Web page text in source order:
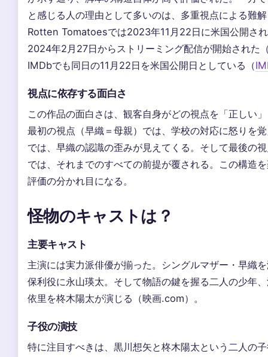
と感じる人の理由として多いのは、多重視点による難
Rotten Tomatoesでは2023年11月22日に米国公開さ
2024年2月27日からストリーミング配信が開始された
IMDbでも同日の11月22日を米国公開日としている（
視点に依存する面白さ
この作品の面白さは、観客自身がどの視点を「正しい
最初の視点（早織＝母親）では、学校の対応に怒りを
では、早織の認識の歪みが見えてくる。そして最後の
では、それまでのすべての前提が覆される。この構造
評価の分かれ目になる。
怪物のキャストは？
主要キャスト
主演には実力派俳優が揃った。シングルマザー・早織
保利役に永山瑛太。そして物語の鍵を握る二人の少年
依里を柊木陽太が演じる（映画.com）。
子役の演技
特に注目すべきは、黒川想矢と柊木陽太という二人の